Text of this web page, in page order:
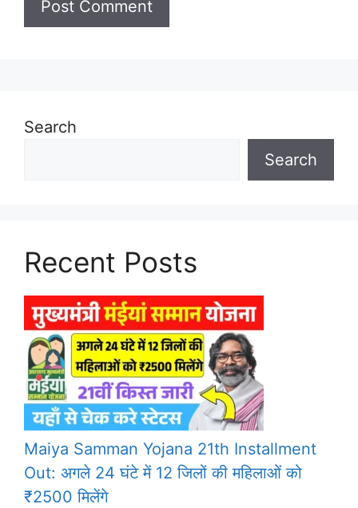
Search
Search
Recent Posts
Maiya Samman Yojana 21th Installment
Out: अगले 24 घंटे में 12 जिलों की महिलाओं को
₹2500 मिलेंगे